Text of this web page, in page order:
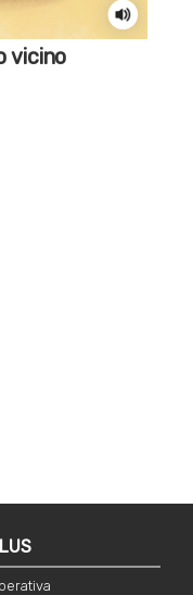
vicino